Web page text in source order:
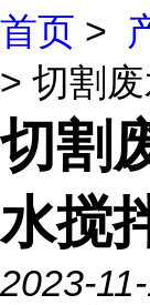
首页 >
> 切割
切割
水搅
2023-